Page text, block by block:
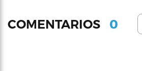
COMENTARIOS 0